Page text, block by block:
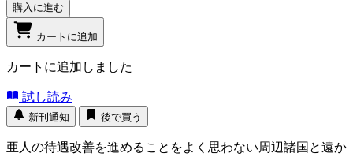
購入に進む
カートに追加
カートに追加しました
試し読み
新刊通知 後で買う
亜人の待遇改善を進めることをよく思わない周辺諸国と遠か